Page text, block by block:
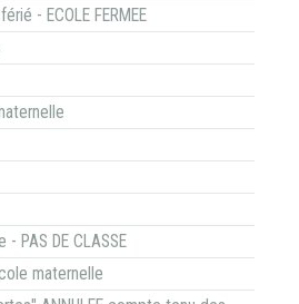
- ECOLE FERMEE
PAS DE CLASSE
maternelle